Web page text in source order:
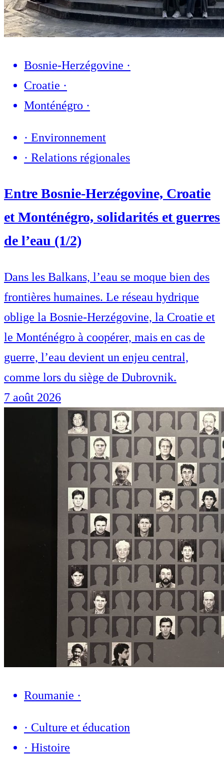
Bosnie-Herzégovine ·
Croatie ·
Monténégro ·
· Environnement
· Relations régionales
Entre Bosnie-Herzégovine, Croatie
et Monténégro, solidarités et guerres
de l’eau (1/2)
Dans les Balkans, l’eau se moque bien des
frontières humaines. Le réseau hydrique
oblige la Bosnie-Herzégovine, la Croatie et
le Monténégro à coopérer, mais en cas de
guerre, l’eau devient un enjeu central,
comme lors du siège de Dubrovnik.
7 août 2026
Roumanie ·
· Culture et éducation
· Histoire